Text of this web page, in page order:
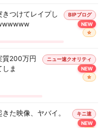
きつけてレイプし
BIPブログ
NEW
☆
質200万円
ま
ニュー速クオリティ
NEW
☆
た映像、ヤバイ。
キニ速
NEW